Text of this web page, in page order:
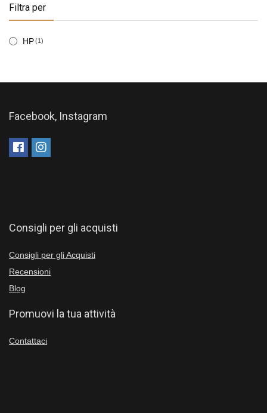
Filtra per
HP(1)
Facebook, Instagram
Consigli per gli acquisti
Consigli per gli Acquisti
Recensioni
Blog
Promuovi la tua attività
Contattaci